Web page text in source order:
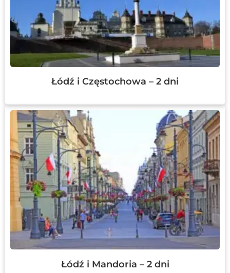
Łódź i Częstochowa – 2 dni
Łódź i Mandoria – 2 dni